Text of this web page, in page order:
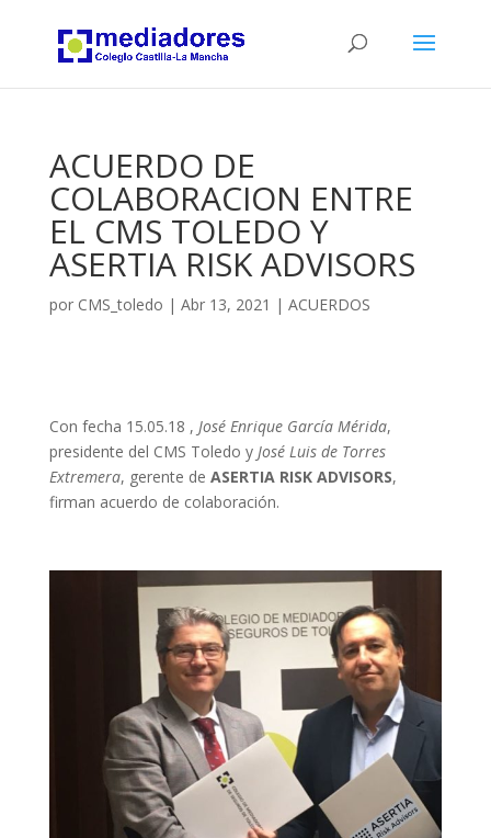
ACUERDO DE
COLABORACION ENTRE
EL CMS TOLEDO Y
ASERTIA RISK ADVISORS
por CMS_toledo | Abr 13, 2021 | ACUERDOS
Con fecha 15.05.18 , José Enrique García Mérida,
presidente del CMS Toledo yJosé Luis de Torres
Extremera, gerente de ASERTIA RISK ADVISORS,
firman acuerdo de colaboración.